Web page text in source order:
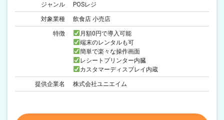
ジャンル POSレジ
対象業種 飲食店 小売店
特徴
月額0円で導入可能
端末のレンタルも可
簡単で楽々な操作画面
レシートプリンター内臓
カスタマーディスプレイ内蔵
提供企業名 株式会社ユニエイム